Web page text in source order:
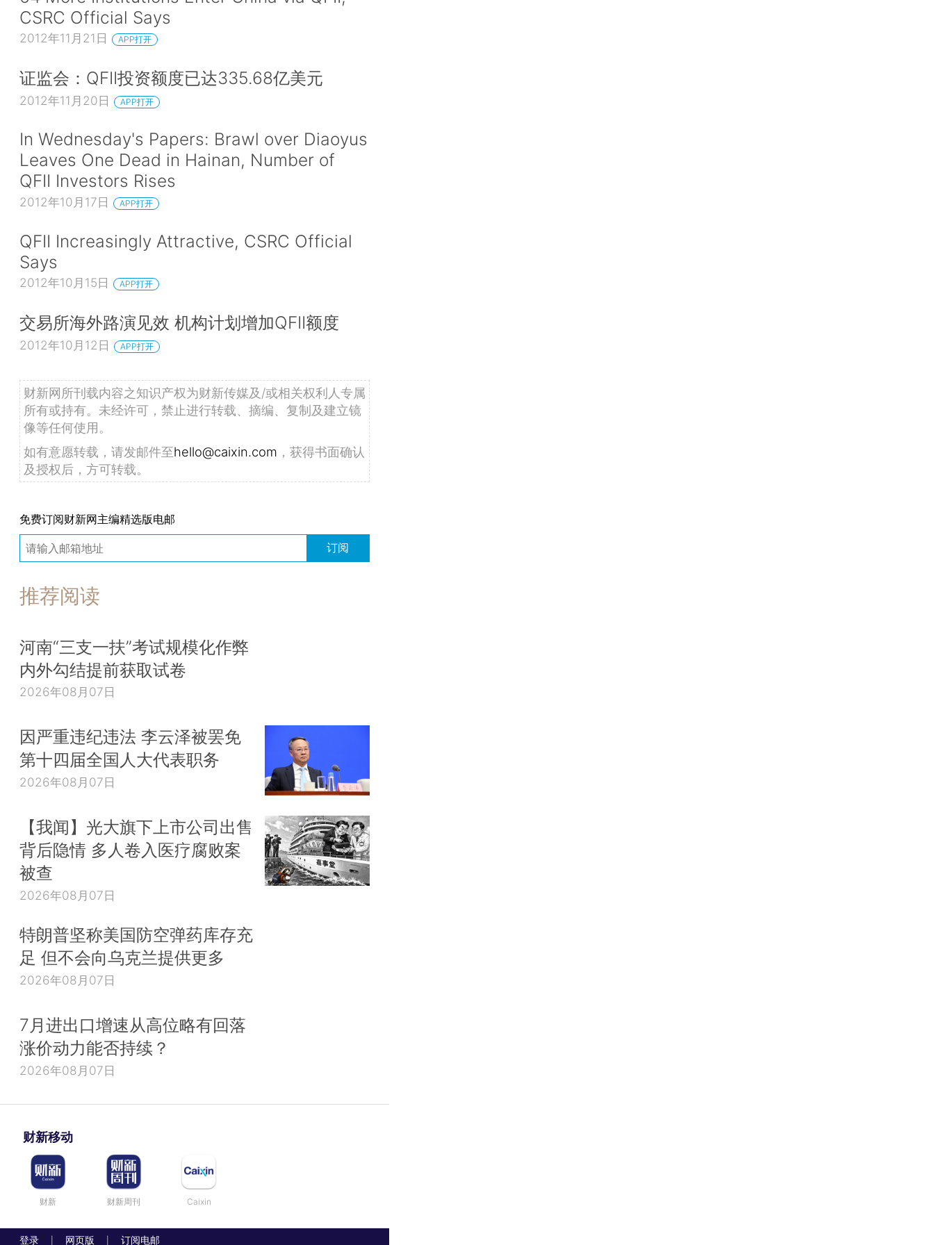
CSRC Official Says
2012年11月21日 APP打开
证监会：QFII投资额度已达335.68亿美元
2012年11月20日 APP打开
In Wednesday's Papers: Brawl over Diaoyus
Leaves One Dead in Hainan, Number of
QFII Investors Rises
2012年10月17日 APP打开
QFII Increasingly Attractive, CSRC Official
Says
2012年10月15日 APP打开
交易所海外路演见效 机构计划增加QFII额度
2012年10月12日 APP打开
财新网所刊载内容之知识产权为财新传媒及/或相关权利人专属
所有或持有。未经许可，禁止进行转载、摘编、复制及建立镜
像等任何使用。
如有意愿转载，请发邮件至hello@caixin.com ，获得书面确认
及授权后，方可转载。
免费订阅财新网主编精选版电邮
订阅
推荐阅读
河南“三支一扶”考试规模化作弊
内外勾结提前获取试卷
2026年08月07日
因严重违纪违法 李云泽被罢免
第十四届全国人大代表职务
2026年08月07日
【我闻】光大旗下上市公司出售
背后隐情 多人卷入医疗腐败案
被查
2026年08月07日
特朗普坚称美国防空弹药库存充
足 但不会向乌克兰提供更多
2026年08月07日
7月进出口增速从高位略有回落
涨价动力能否持续？
2026年08月07日
财新移动
财新 财新周刊 Caixin
登录 网页版 订阅电邮